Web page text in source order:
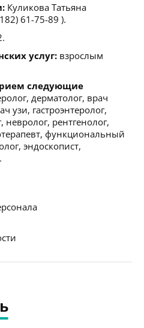
Куликова Татьяна
61-75-89 ).
услуг: взрослым
следующие
дерматолог, врач
узи, гастроэнтеролог,
невролог, рентгенолог,
функциональный
эндоскопист,